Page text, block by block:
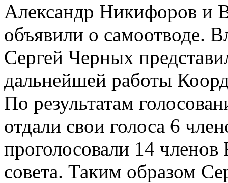
Александр Никифоров и
объявили о самоотводе.
Сергей Черных
дальнейшей работы
По результатам
отдали свои голоса 6
проголосовали 14
совета. Таким образом